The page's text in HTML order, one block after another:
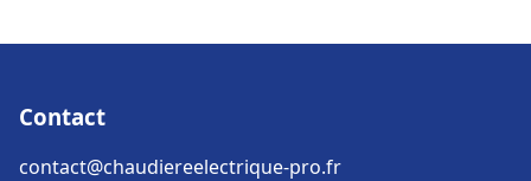
Contact
contact@chaudiereelectrique-pro.fr